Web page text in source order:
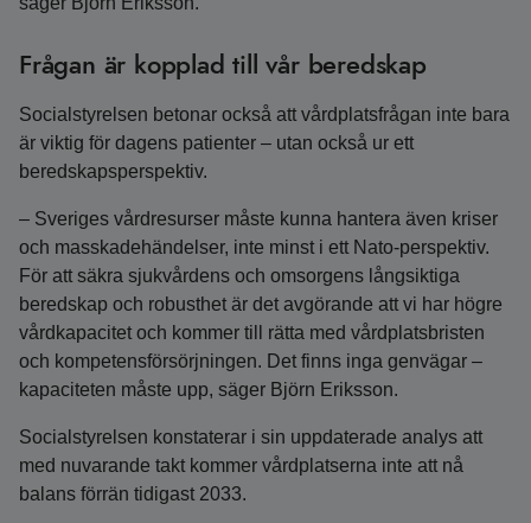
Frågan är kopplad till vår beredskap
Socialstyrelsen betonar också att vårdplatsfrågan inte bara
är viktig för dagens patienter – utan också ur ett
beredskapsperspektiv.
– Sveriges vårdresurser måste kunna hantera även kriser
och masskadehändelser, inte minst i ett Nato-perspektiv.
För att säkra sjukvårdens och omsorgens långsiktiga
beredskap och robusthet är det avgörande att vi har högre
vårdkapacitet och kommer till rätta med vårdplatsbristen
och kompetensförsörjningen. Det finns inga genvägar –
kapaciteten måste upp, säger Björn Eriksson.
Socialstyrelsen konstaterar i sin uppdaterade analys att
med nuvarande takt kommer vårdplatserna inte att nå
balans förrän tidigast 2033.